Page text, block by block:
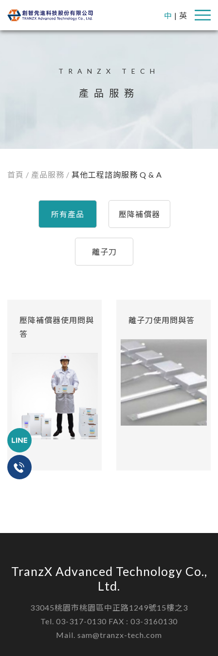
中 | 英
TRANZX TECH
產品服務
首頁 / 產品服務 / 其他工程諮詢服務 Q & A
所有產品 壓降補償器
離子刀
壓降補償器使用問與
答
離子刀使用問與答
TranzX Advanced Technology Co.,
Ltd.
33045桃園市桃園區中正路1249號15樓之3
Tel. 03-317-0130 FAX : 03-3160130
Mail. sam@tranzx-tech.com